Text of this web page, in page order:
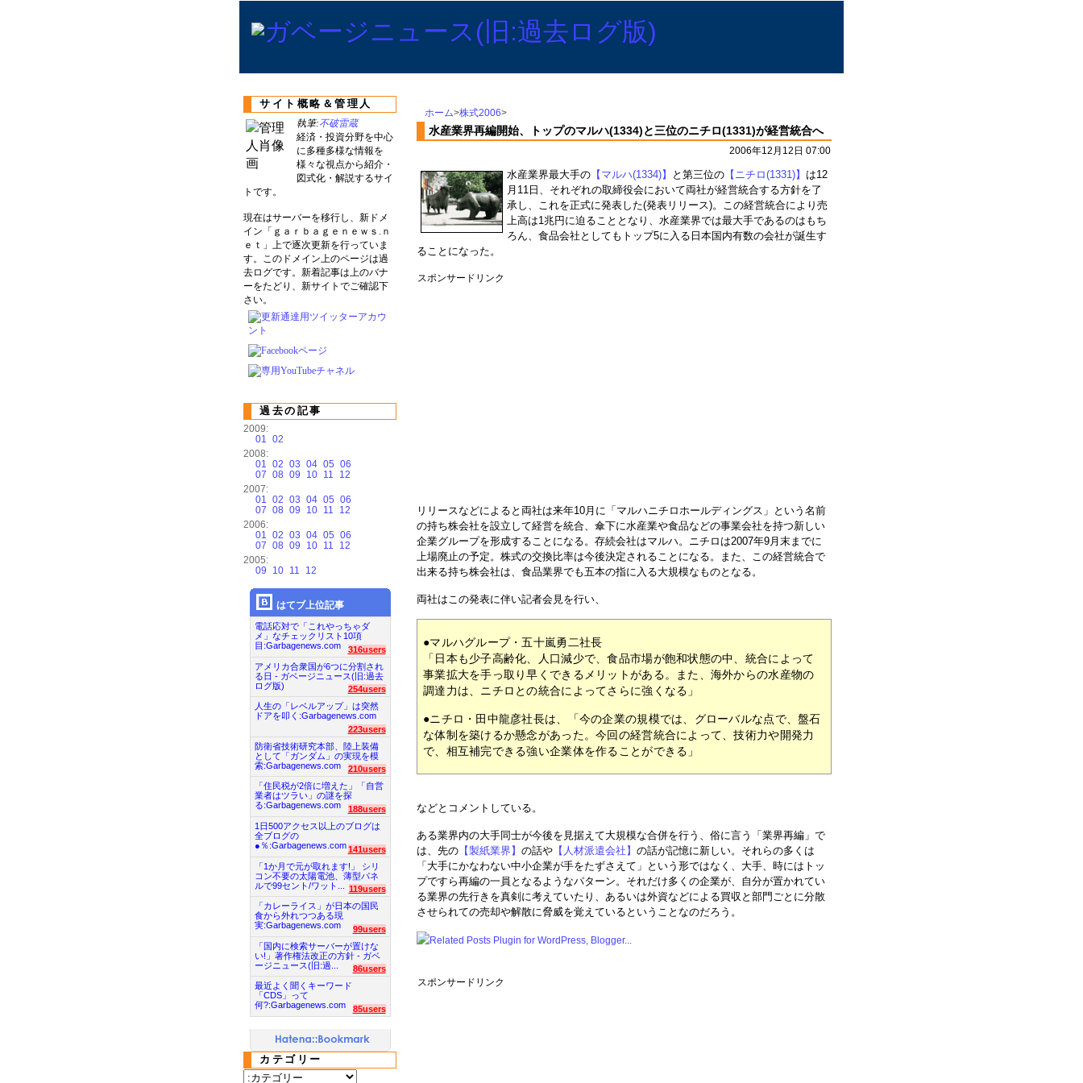
ホーム>株式2006>
水産業界再編開始、トップのマルハ(1334)と三位のニチロ(1331)が経営統合へ
2006年12月12日 07:00
水産業界最大手の 【マルハ(1334)】 と第三位の 【ニチロ(1331)】 は12
月11日、それぞれの取締役会において両社が経営統合する方針を了
承し、これを正式に発表した(発表リリース)。この経営統合により売
上高は1兆円に迫ることとなり、水産業界では最大手であるのはもち
ろん、食品会社としてもトップ5に入る日本国内有数の会社が誕生す
ることになった。
スポンサードリンク
リリースなどによると両社は来年10月に「マルハニチロホールディングス」という名前
の持ち株会社を設立して経営を統合、傘下に水産業や食品などの事業会社を持つ新しい
企業グループを形成することになる。存続会社はマルハ。ニチロは2007年9月末までに
上場廃止の予定。株式の交換比率は今後決定されることになる。また、この経営統合で
出来る持ち株会社は、食品業界でも五本の指に入る大規模なものとなる。
両社はこの発表に伴い記者会見を行い、
●マルハグループ・五十嵐勇二社長
「日本も少子高齢化、人口減少で、食品市場が飽和状態の中、統合によって
事業拡大を手っ取り早くできるメリットがある。また、海外からの水産物の
調達力は、ニチロとの統合によってさらに強くなる」
●ニチロ・田中龍彦社長は、「今の企業の規模では、グローバルな点で、盤石
な体制を築けるか懸念があった。今回の経営統合によって、技術力や開発力
で、相互補完できる強い企業体を作ることができる」
などとコメントしている。
ある業界内の大手同士が今後を見据えて大規模な合併を行う、俗に言う「業界再編」で
は、先の 【製紙業界】 の話や 【人材派遣会社】 の話が記憶に新しい。それらの多くは
「大手にかなわない中小企業が手をたずさえて」という形ではなく、大手、時にはトッ
プですら再編の一員となるようなパターン。それだけ多くの企業が、自分が置かれてい
る業界の先行きを真剣に考えていたり、あるいは外資などによる買収と部門ごとに分散
させられての売却や解散に脅威を覚えているということなのだろう。
スポンサードリンク
サイト概略＆管理人
執筆:不破雷蔵
経済・投資分野を中心
に多種多様な情報を
様々な視点から紹介・
図式化・解説するサイ
トです。
現在はサーバーを移行し、新ドメ
イン「ｇａｒｂａｇｅｎｅｗｓ.ｎ
ｅｔ」上で逐次更新を行っていま
す。このドメイン上のページは過
去ログです。新着記事は上のバナ
ーをたどり、新サイトでご確認下
さい。
過去の記事
2009:
01 02
2008:
01 02 03 04 05 06
07 08 09 10 11
12
2007:
01 02 03 04 05 06
07 08 09 10 11
12
2006:
01 02 03 04 05 06
07 08 09 10 11
12
2005:
09
10 11 12
はてブ上位記事
電話応対で「これやっちゃダ
メ」なチェックリスト10項
目:Garbagenews.com
316users
アメリカ合衆国が6つに分割され
る日 - ガベージニュース(旧:過去
ログ版)
254users
人生の「レベルアップ」は突然
ドアを叩く:Garbagenews.com
223users
防衛省技術研究本部、陸上装備
として「ガンダム」の実現を模
索:Garbagenews.com
210users
「住民税が2倍に増えた」「自営
業者はツラい」の謎を探
る:Garbagenews.com
188users
1日500アクセス以上のブログは
全ブログの
●％:Garbagenews.com 141users
「1か月で元が取れます!」 シリ
コン不要の太陽電池、薄型パネ
ルで99セント/ワット...
119users
「カレーライス」が日本の国民
食から外れつつある現
実:Garbagenews.com
99users
「国内に検索サーバーが置けな
い!」著作権法改正の方針 - ガベ
ージニュース(旧:過...
86users
最近よく聞くキーワード
「CDS」って
何?:Garbagenews.com
85users
カテゴリー